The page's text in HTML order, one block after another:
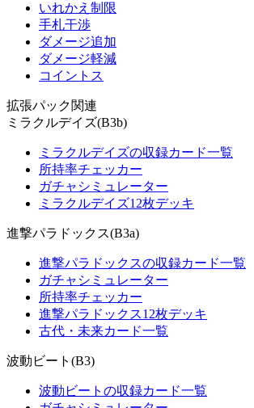
いれかえ制限
手札干渉
ダメージ追加
ダメージ軽減
コイントス
拡張パック関連
ミラクルデイズ(B3b)
ミラクルデイズの収録カード一覧
所持率チェッカー
ガチャシミュレーター
ミラクルデイズ12枚デッキ
進撃パラドックス(B3a)
進撃パラドックスの収録カード一覧
ガチャシミュレーター
所持率チェッカー
進撃パラドックス12枚デッキ
古代・未来カード一覧
波動ビート(B3)
波動ビートの収録カード一覧